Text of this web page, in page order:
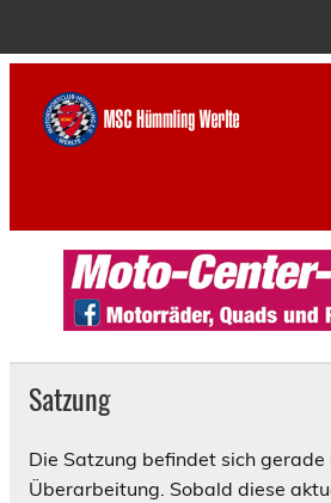
Satzung
Die Satzung befindet sich gerade
Überarbeitung. Sobald diese